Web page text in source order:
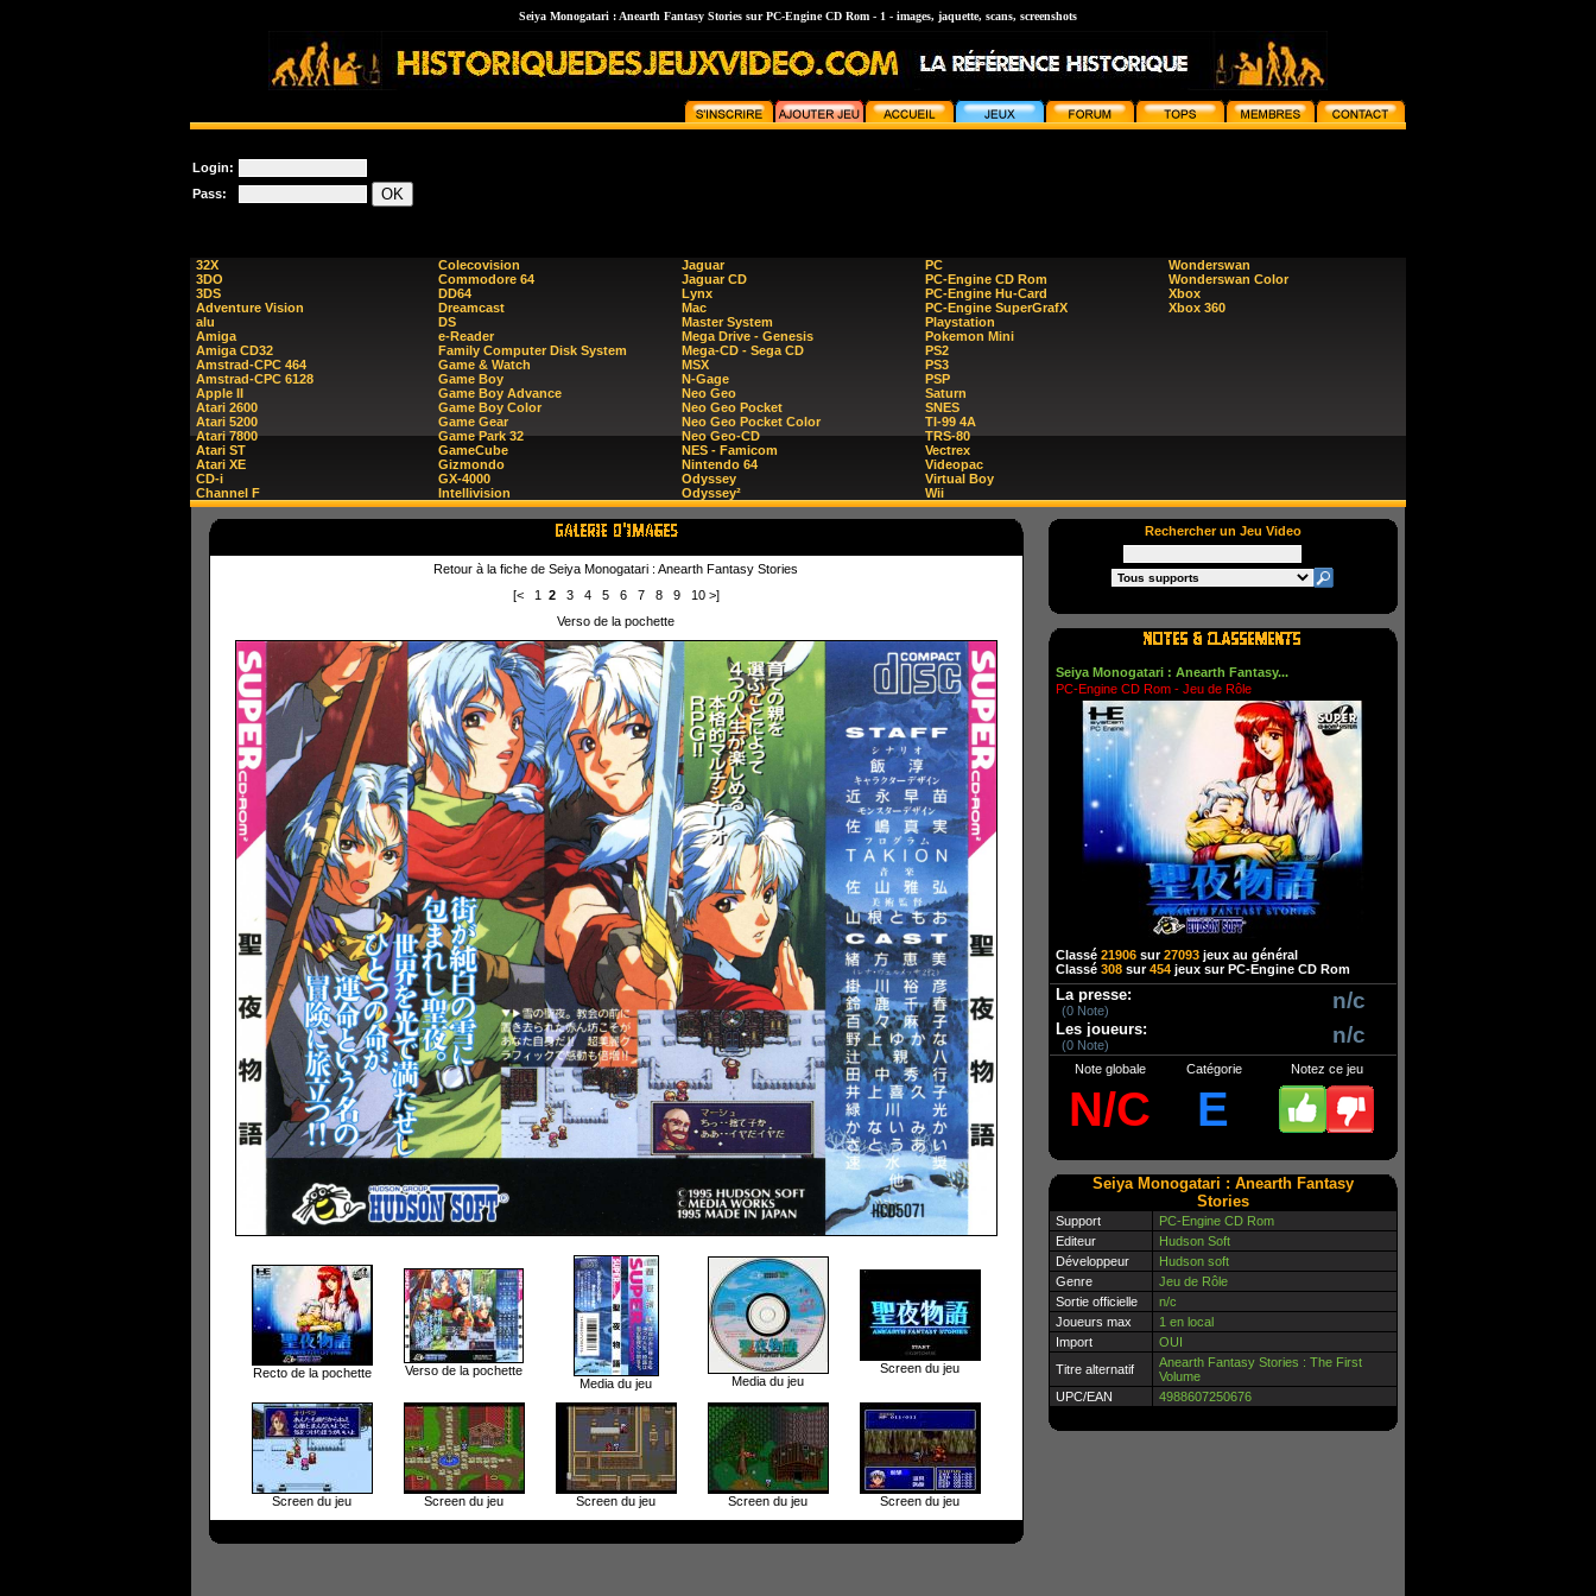
Seiya Monogatari : Anearth Fantasy Stories sur PC-Engine CD Rom - 1 - images, jaquette, scans, screenshots
Login:
Pass:
32X
3DO
3DS
Adventure Vision
alu
Amiga
Amiga CD32
Amstrad-CPC 464
Amstrad-CPC 6128
Apple II
Atari 2600
Atari 5200
Atari 7800
Atari ST
Atari XE
CD-i
Channel F
Colecovision
Commodore 64
DD64
Dreamcast
DS
e-Reader
Family Computer Disk System
Game & Watch
Game Boy
Game Boy Advance
Game Boy Color
Game Gear
Game Park 32
GameCube
Gizmondo
GX-4000
Intellivision
Jaguar
Jaguar CD
Lynx
Mac
Master System
Mega Drive - Genesis
Mega-CD - Sega CD
MSX
N-Gage
Neo Geo
Neo Geo Pocket
Neo Geo Pocket Color
Neo Geo-CD
NES - Famicom
Nintendo 64
Odyssey
Odyssey²
PC
PC-Engine CD Rom
PC-Engine Hu-Card
PC-Engine SuperGrafX
Playstation
Pokemon Mini
PS2
PS3
PSP
Saturn
SNES
TI-99 4A
TRS-80
Vectrex
Videopac
Virtual Boy
Wii
Wonderswan
Wonderswan Color
Xbox
Xbox 360
Retour à la fiche de Seiya Monogatari : Anearth Fantasy Stories
[<
1 2 3 4 5 6 7 8 9 10 >]
Verso de la pochette
Recto de la pochette
Verso de la pochette
Media du jeu
Media du jeu
Screen du jeu
Screen du jeu Screen du jeu Screen du jeu Screen du jeu Screen du jeu
Rechercher un Jeu Video
Seiya Monogatari : Anearth Fantasy...
PC-Engine CD Rom - Jeu de Rôle
Classé 21906sur27093jeux au général
Classé 308sur454jeux sur PC-Engine CD Rom
La presse:
(0 Note) n/c
Les joueurs:
(0 Note) n/c
Note globale Catégorie Notez ce jeu
N/C E
Seiya Monogatari : Anearth Fantasy
Stories
Support
PC-Engine CD Rom
Editeur
Hudson Soft
Développeur
Hudson soft
Genre
Jeu de Rôle
Sortie officielle
n/c
Joueurs max
1 en local
Import
OUI
Titre alternatif
Anearth Fantasy Stories : The First
Volume
UPC/EAN
4988607250676